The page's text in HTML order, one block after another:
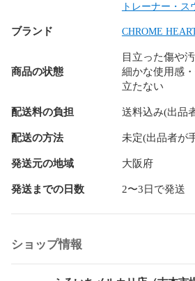
ヤマト宅急便
※他の発送方法や別会社での発送はお
-----------------------------
【取扱店舗】
古本市場富田林店
〒584-0025
0721-26-2728
営業時間：10：00～23：00
-----------------------------
【注意事項】
・出来る限り状態の記載はいたします
に表記が出来ない場合がございます。
トレーナー・ス
ブランド CHROME
商品の状態
目立った傷や
細かな使用感
立たない
配送料の負担 送料込み(出品
配送の方法 未定(出品者が
発送元の地域 大阪府
発送までの日数 2〜3日で発送
ショップ情報